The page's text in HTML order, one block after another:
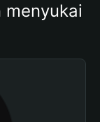
menyukai